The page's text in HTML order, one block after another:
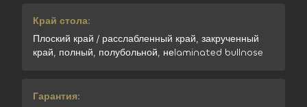
Край стола:
Плоский край / расслабленный край, закрученный
край, полный, полубольной, неlaminated bullnose
Гарантия: